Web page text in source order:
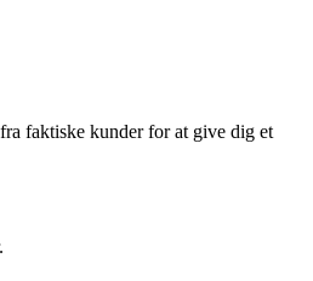
faktiske kunder for at give dig et